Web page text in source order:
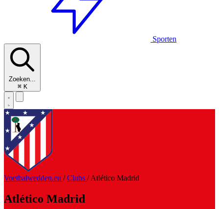
Sporten
Zoeken...
⌘ K
Voetbalwedden.eu / Clubs / Atlético Madrid
Atlético Madrid